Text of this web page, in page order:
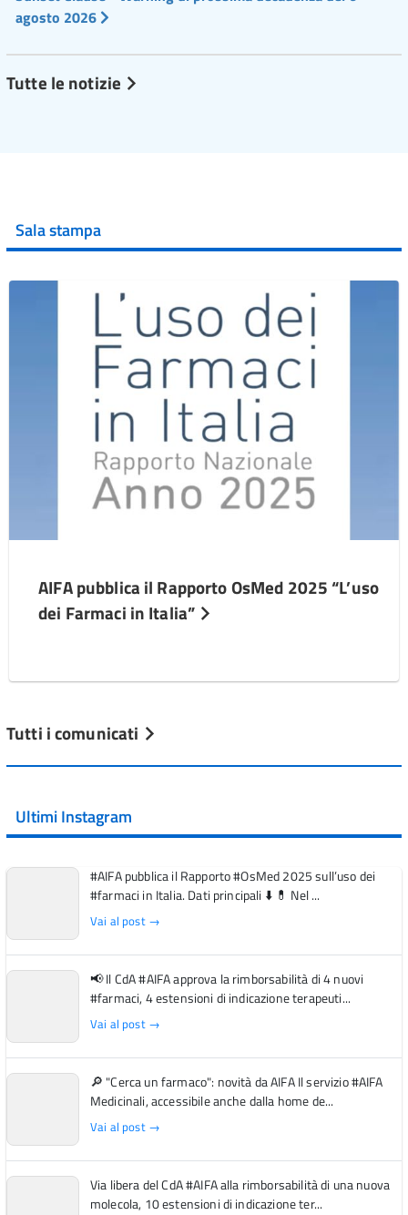
agosto 2026
Tutte le notizie
Sala stampa
AIFA pubblica il Rapporto OsMed 2025 “L’uso
dei Farmaci in Italia”
Tutti i comunicati
Ultimi Instagram
#AIFA pubblica il Rapporto #OsMed 2025 sull’uso dei
#farmaci in Italia. Dati principali ⬇️ 💊 Nel ...
Vai al post →
📢 Il CdA #AIFA approva la rimborsabilità di 4 nuovi
#farmaci, 4 estensioni di indicazione terapeuti...
Vai al post →
🔎 "Cerca un farmaco": novità da AIFA Il servizio #AIFA
Medicinali, accessibile anche dalla home de...
Vai al post →
Via libera del CdA #AIFA alla rimborsabilità di una nuova
molecola, 10 estensioni di indicazione ter...